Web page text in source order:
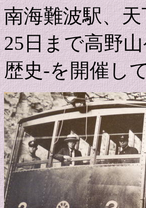
南海難波駅、
25日まで高野
歴史-を開催し